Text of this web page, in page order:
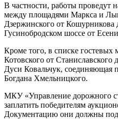
В частности, работы проведут
между площадями Маркса и
Дзержинского от Кошурникова
Гусинобродском шоссе от
Кроме того, в списке
Котовского от Станиславского
Дуси Ковальчук, соединяющая
Богдана Хмельницкого.
МКУ «Управление дорожного
заплатить победителям
Документацию они должны